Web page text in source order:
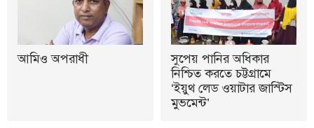
আমিও অপরাধী
সুপেয় পানির অধিকার
নিশ্চিত করতে চট্টগ্রামে
‘ইয়ুথ লেড ওয়াটার জাস্টিস
মুভমেন্ট’